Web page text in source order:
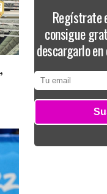
Regístrate
consigue
descargarlo